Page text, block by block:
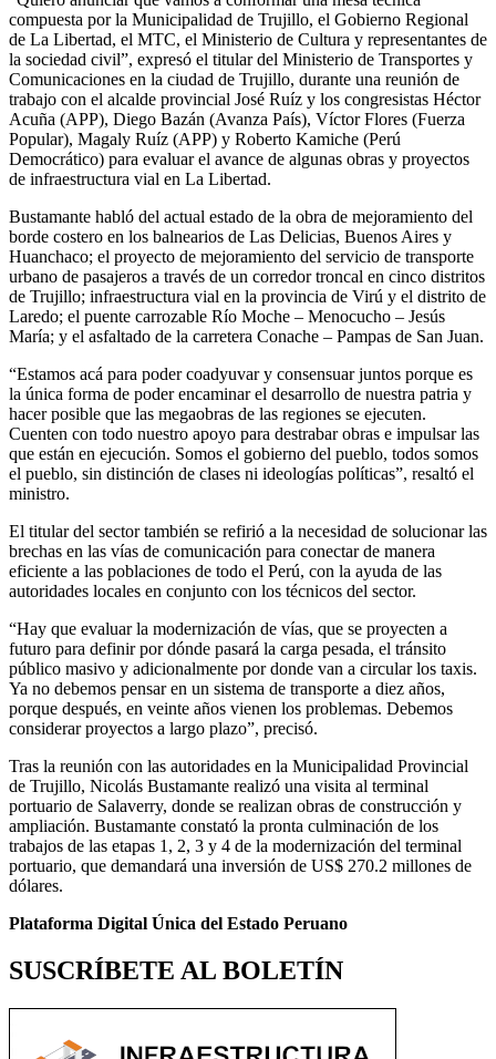
compuesta por la Municipalidad de Trujillo, el Gobierno Regional
de La Libertad, el MTC, el Ministerio de Cultura y representantes de
la sociedad civil”, expresó el titular del Ministerio de Transportes y
Comunicaciones en la ciudad de Trujillo, durante una reunión de
trabajo con el alcalde provincial José Ruíz y los congresistas Héctor
Acuña (APP), Diego Bazán (Avanza País), Víctor Flores (Fuerza
Popular), Magaly Ruíz (APP) y Roberto Kamiche (Perú
Democrático) para evaluar el avance de algunas obras y proyectos
de infraestructura vial en La Libertad.
Bustamante habló del actual estado de la obra de mejoramiento del
borde costero en los balnearios de Las Delicias, Buenos Aires y
Huanchaco; el proyecto de mejoramiento del servicio de transporte
urbano de pasajeros a través de un corredor troncal en cinco distritos
de Trujillo; infraestructura vial en la provincia de Virú y el distrito de
Laredo; el puente carrozable Río Moche – Menocucho – Jesús
María; y el asfaltado de la carretera Conache – Pampas de San Juan.
“Estamos acá para poder coadyuvar y consensuar juntos porque es
la única forma de poder encaminar el desarrollo de nuestra patria y
hacer posible que las megaobras de las regiones se ejecuten.
Cuenten con todo nuestro apoyo para destrabar obras e impulsar las
que están en ejecución. Somos el gobierno del pueblo, todos somos
el pueblo, sin distinción de clases ni ideologías políticas”, resaltó el
ministro.
El titular del sector también se refirió a la necesidad de solucionar las
brechas en las vías de comunicación para conectar de manera
eficiente a las poblaciones de todo el Perú, con la ayuda de las
autoridades locales en conjunto con los técnicos del sector.
“Hay que evaluar la modernización de vías, que se proyecten a
futuro para definir por dónde pasará la carga pesada, el tránsito
público masivo y adicionalmente por donde van a circular los taxis.
Ya no debemos pensar en un sistema de transporte a diez años,
porque después, en veinte años vienen los problemas. Debemos
considerar proyectos a largo plazo”, precisó.
Tras la reunión con las autoridades en la Municipalidad Provincial
de Trujillo, Nicolás Bustamante realizó una visita al terminal
portuario de Salaverry, donde se realizan obras de construcción y
ampliación. Bustamante constató la pronta culminación de los
trabajos de las etapas 1, 2, 3 y 4 de la modernización del terminal
portuario, que demandará una inversión de US$ 270.2 millones de
dólares.
Plataforma Digital Única del Estado Peruano
SUSCRÍBETE AL BOLETÍN